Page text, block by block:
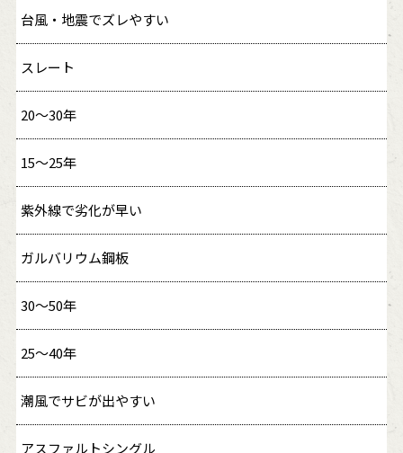
台風・地震でズレやすい
スレート
20〜30年
15〜25年
紫外線で劣化が早い
ガルバリウム鋼板
30〜50年
25〜40年
潮風でサビが出やすい
アスファルトシングル